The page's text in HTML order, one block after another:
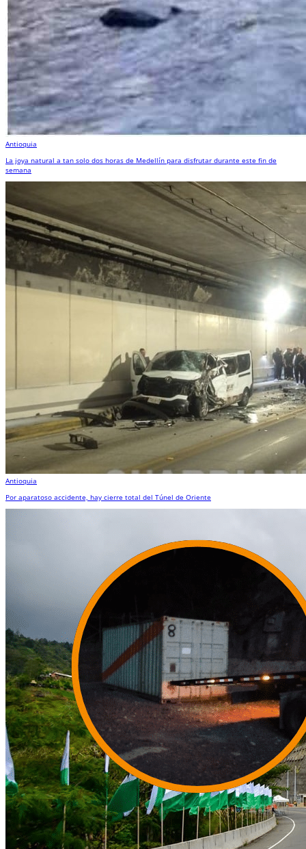
Antioquia
La joya natural a tan solo dos horas de Medellín para disfrutar durante este fin de
semana
Antioquia
Por aparatoso accidente, hay cierre total del Túnel de Oriente